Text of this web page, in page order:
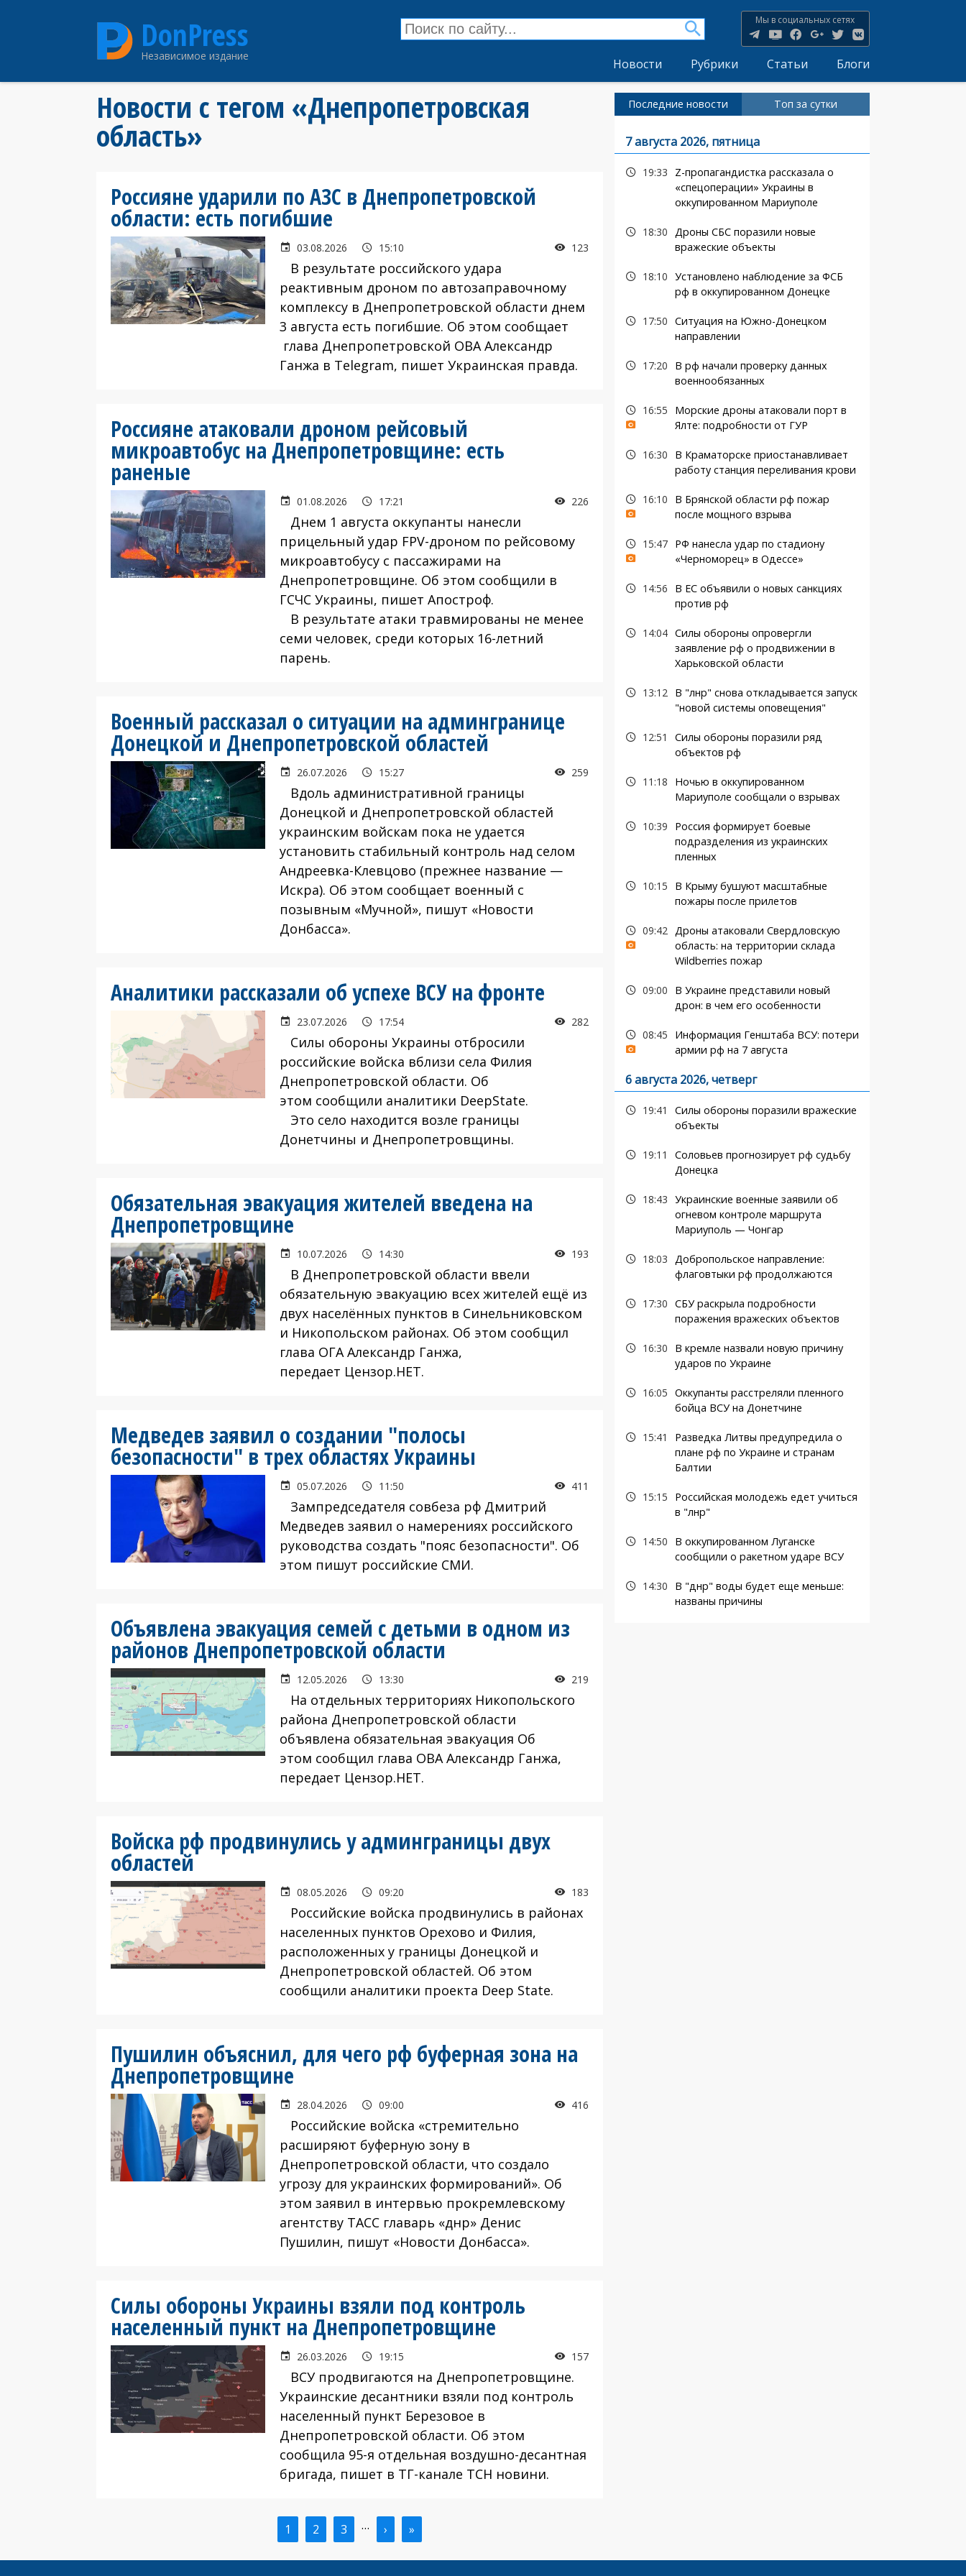
DonPress
Независимое издание
Мы в социальных сетях
Новости Рубрики Статьи Блоги
Новости с тегом «Днепропетровская
область»
Россияне ударили по АЗС в Днепропетровской
области: есть погибшие
03.08.2026 15:10 123
В результате российского удара
реактивным дроном по автозаправочному
комплексу в Днепропетровской области днем
3 августа есть погибшие. Об этом сообщает
глава Днепропетровской ОВА Александр
Ганжа в Telegram, пишет Украинская правда.
Россияне атаковали дроном рейсовый
микроавтобус на Днепропетровщине: есть
раненые
01.08.2026 17:21 226
Днем 1 августа оккупанты нанесли
прицельный удар FPV-дроном по рейсовому
микроавтобусу с пассажирами на
Днепропетровщине. Об этом сообщили в
ГСЧС Украины, пишет Апостроф.
В результате атаки травмированы не менее
семи человек, среди которых 16-летний
парень.
Военный рассказал о ситуации на админгранице
Донецкой и Днепропетровской областей
26.07.2026 15:27 259
Вдоль административной границы
Донецкой и Днепропетровской областей
украинским войскам пока не удается
установить стабильный контроль над селом
Андреевка-Клевцово (прежнее название —
Искра). Об этом сообщает военный с
позывным «Мучной», пишут «Новости
Донбасса».
Аналитики рассказали об успехе ВСУ на фронте
23.07.2026 17:54 282
Силы обороны Украины отбросили
российские войска вблизи села Филия
Днепропетровской области. Об
этом сообщили аналитики DeepState.
Это село находится возле границы
Донетчины и Днепропетровщины.
Обязательная эвакуация жителей введена на
Днепропетровщине
10.07.2026 14:30 193
В Днепропетровской области ввели
обязательную эвакуацию всех жителей ещё из
двух населённых пунктов в Синельниковском
и Никопольском районах. Об этом сообщил
глава ОГА Александр Ганжа,
передает Цензор.НЕТ.
Медведев заявил о создании "полосы
безопасности" в трех областях Украины
05.07.2026 11:50 411
Зампредседателя совбеза рф Дмитрий
Медведев заявил о намерениях российского
руководства создать "пояс безопасности". Об
этом пишут российские СМИ.
Объявлена эвакуация семей с детьми в одном из
районов Днепропетровской области
12.05.2026 13:30 219
На отдельных территориях Никопольского
района Днепропетровской области
объявлена обязательная эвакуация Об
этом сообщил глава ОВА Александр Ганжа,
передает Цензор.НЕТ.
Войска рф продвинулись у админграницы двух
областей
08.05.2026 09:20 183
Российские войска продвинулись в районах
населенных пунктов Орехово и Филия,
расположенных у границы Донецкой и
Днепропетровской областей. Об этом
сообщили аналитики проекта Deep State.
Пушилин объяснил, для чего рф буферная зона на
Днепропетровщине
28.04.2026 09:00 416
Российские войска «стремительно
расширяют буферную зону в
Днепропетровской области, что создало
угрозу для украинских формирований». Об
этом заявил в интервью прокремлевскому
агентству ТАСС главарь «днр» Денис
Пушилин, пишут «Новости Донбасса».
Силы обороны Украины взяли под контроль
населенный пункт на Днепропетровщине
26.03.2026 19:15 157
ВСУ продвигаются на Днепропетровщине.
Украинские десантники взяли под контроль
населенный пункт Березовое в
Днепропетровской области. Об этом
сообщила 95-я отдельная воздушно-десантная
бригада, пишет в ТГ-канале ТСН новини.
Текущая
страница
1 Страница
2 Страница
3 … Следующая
страница
› Последняя
страница
»
Последние новости Топ за сутки
7 августа 2026, пятница
19:33
Z-пропагандистка рассказала о
«спецоперации» Украины в
оккупированном Мариуполе
18:30 Дроны СБС поразили новые
вражеские объекты
18:10 Установлено наблюдение за ФСБ
рф в оккупированном Донецке
17:50 Ситуация на Южно-Донецком
направлении
17:20
В рф начали проверку данных
военнообязанных
16:55
Морские дроны атаковали порт в
Ялте: подробности от ГУР
16:30
В Краматорске приостанавливает
работу станция переливания крови
16:10
В Брянской области рф пожар
после мощного взрыва
15:47
РФ нанесла удар по стадиону
«Черноморец» в Одессе»
14:56
В ЕС объявили о новых санкциях
против рф
14:04 Силы обороны опровергли
заявление рф о продвижении в
Харьковской области
13:12
В "лнр" снова откладывается запуск
"новой системы оповещения"
12:51
Силы обороны поразили ряд
объектов рф
11:18
Ночью в оккупированном
Мариуполе сообщали о взрывах
10:39
Россия формирует боевые
подразделения из украинских
пленных
10:15
В Крыму бушуют масштабные
пожары после прилетов
09:42 Дроны атаковали Свердловскую
область: на территории склада
Wildberries пожар
09:00
В Украине представили новый
дрон: в чем его особенности
08:45
Информация Генштаба ВСУ: потери
армии рф на 7 августа
6 августа 2026, четверг
19:41
Силы обороны поразили вражеские
объекты
19:11
Соловьев прогнозирует рф судьбу
Донецка
18:43 Украинские военные заявили об
огневом контроле маршрута
Мариуполь — Чонгар
18:03 Добропольское направление:
флаговтыки рф продолжаются
17:30 СБУ раскрыла подробности
поражения вражеских объектов
16:30
В кремле назвали новую причину
ударов по Украине
16:05 Оккупанты расстреляли пленного
бойца ВСУ на Донетчине
15:41
Разведка Литвы предупредила о
плане рф по Украине и странам
Балтии
15:15
Российская молодежь едет учиться
в "лнр"
14:50
В оккупированном Луганске
сообщили о ракетном ударе ВСУ
14:30
В "днр" воды будет еще меньше:
названы причины